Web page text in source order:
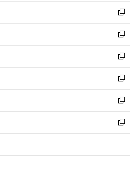
で
開
く
ン
ド
ウ
で
開
く
ウ
ィ
ン
ド
ウ
で
開
く
し
い
ウ
ィ
ン
ド
ウ
で
開
く
新
し
い
ウ
ィ
ン
ド
ウ
で
開
く
新
し
い
ウ
ィ
ン
ド
ウ
で
開
新
し
い
ウ
ィ
ン
ド
ウ
開
新
し
い
ウ
ィ
ン
ウ
新
し
い
ウ
ン
新
し
ウ